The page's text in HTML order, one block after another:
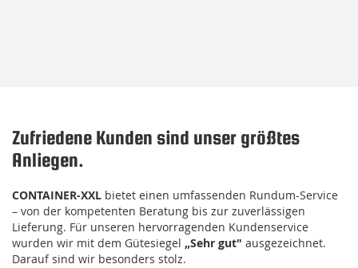
Zufriedene Kunden sind unser größtes
Anliegen.
CONTAINER-XXL bietet einen umfassenden Rundum-Service
– von der kompetenten Beratung bis zur zuverlässigen
Lieferung. Für unseren hervorragenden Kundenservice
wurden wir mit dem Gütesiegel „Sehr gut" ausgezeichnet.
Darauf sind wir besonders stolz.